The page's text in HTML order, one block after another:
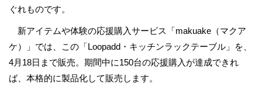
ぐれものです。
新アイテムや体験の応援購入サービス「makuake（マクア
ケ）」では、この「Loopadd・キッチンラックテーブル」を、
4月18日まで販売。期間中に150台の応援購入が達成できれ
ば、本格的に製品化して販売します。